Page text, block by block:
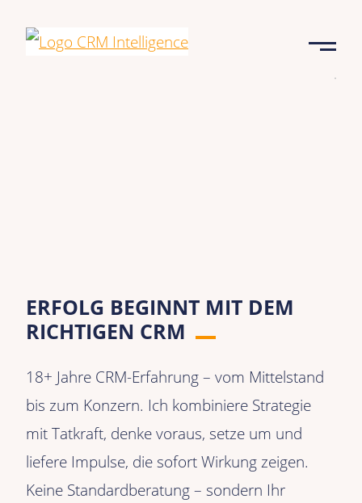
ERFOLG BEGINNT MIT DEM
RICHTIGEN CRM
18+ Jahre CRM-Erfahrung – vom Mittelstand
bis zum Konzern. Ich kombiniere Strategie
mit Tatkraft, denke voraus, setze um und
liefere Impulse, die sofort Wirkung zeigen.
Keine Standardberatung – sondern Ihr